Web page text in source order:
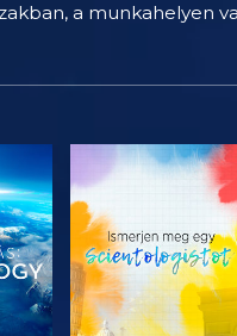
a munkahelyen